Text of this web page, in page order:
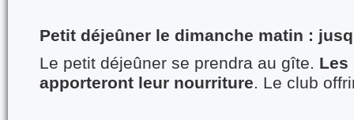
Petit déjeûner le dimanche matin :
Le petit déjeûner se prendra au gîte. Les
apporteront leur nourriture. Le club